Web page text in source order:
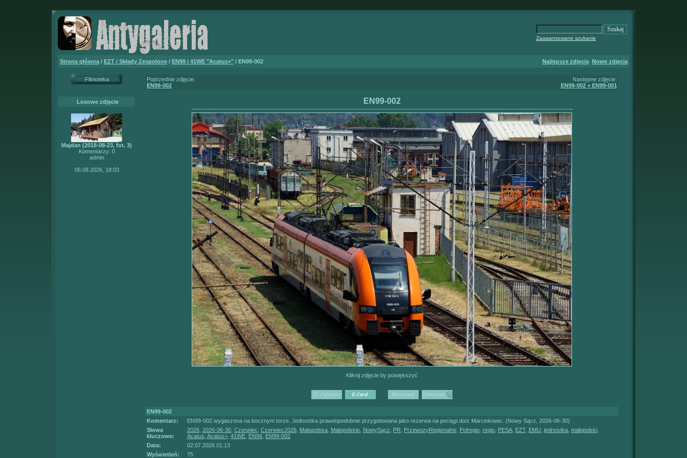
Zaawansowane szukanie
Strona główna / EZT / Składy Zespolone / EN99 / 41WE "Acatus+" / EN99-002 Najlepsze zdjęcia Nowe zdjęcia
Filmoteka
Losowe zdjęcie
Majdan (2018-08-23, fot. 3)
Komentarzy: 0
admin
06.08.2026, 18:03
Poprzednie zdjęcie:
EN99-002
Następne zdjęcie:
EN99-002 + EN99-001
EN99-002
Kliknij zdjęcie by powiększyć
EN99-002
Komentarz:
EN99-002 wygaszona na bocznym torze. Jednostka prawdopodobnie przygotowana jako rezerwa na pociągi do/z Marcinkowic. (Nowy Sącz, 2026-06-30)
Słowa
kluczowe:
2026 2026-06-30 Czerwiec Czerwiec2026 Małopolska Małopolskie NowySącz PR PrzewozyRegionalne Polregio regio PESA EZT, EMU jednostka małopolski
Acatus Acatus+ 41WE EN99 EN99-002
Data:
02.07.2026 01:13
Wyświetleń:
75